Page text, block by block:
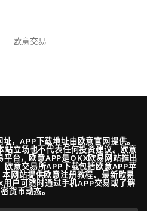
欧意交易
，APP下载地址由欧意官网提供。
站立场也不代表任何投资建议。欧意
平台，欧意APP是OKX欧易网站推出
欧意交易所APP下载包括欧意APP苹
网站提供欧意注册教程、最新欧易
户可随时通过手机APP交易或了解
货币动态。